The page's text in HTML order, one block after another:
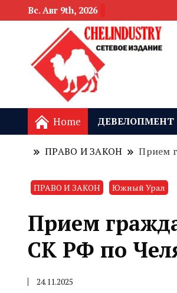
Вс. Авг 9th, 2026
Home ДЕВЕЛОПМЕНТ
ПРАВО И ЗАКОН Прием
ПРАВО И ЗАКОН Южный Урал
Прием
СК РФ по
24.11.2025